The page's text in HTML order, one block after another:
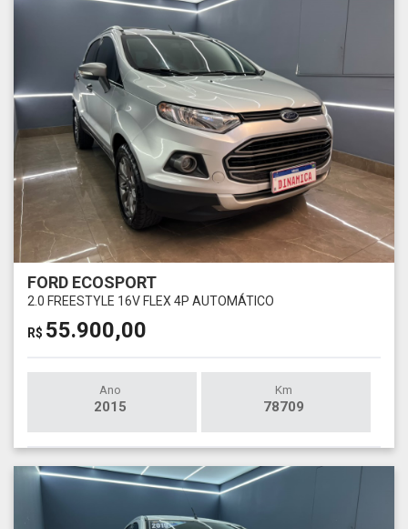
FORD ECOSPORT
2.0 FREESTYLE 16V FLEX 4P AUTOMÁTICO
R$ 55.900,00
Ano
2015
Km
78709